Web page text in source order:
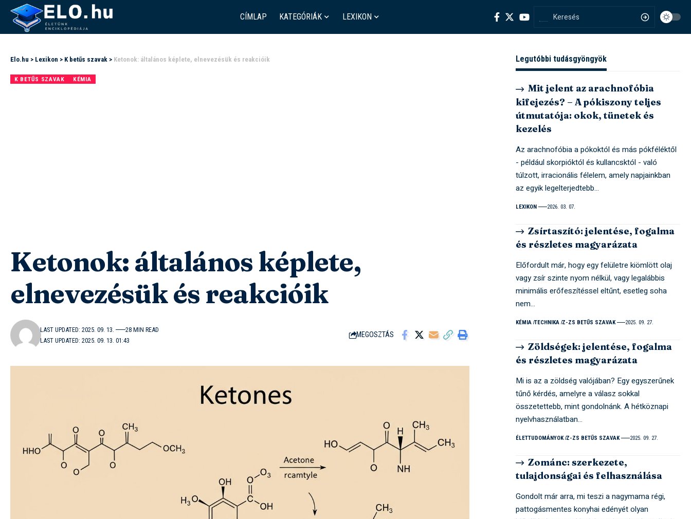
CÍMLAP KATEGÓRIÁK LEXIKON
Elo.hu > Lexikon > K betűs szavak > Ketonok: általános képlete, elnevezésük és reakcióik
K BETŰS SZAVAK KÉMIA
Ketonok: általános képlete,
elnevezésük és reakcióik
LAST UPDATED: 2025. 09. 13. 01:43
LAST UPDATED: 2025. 09. 13. 28 MIN READ
MEGOSZTÁS
Legutóbbi tudásgyöngyök
Mit jelent az arachnofóbia
kifejezés? – A pókiszony teljes
útmutatója: okok, tünetek és
kezelés
Az arachnofóbia a pókoktól és más pókféléktől
- például skorpióktól és kullancsktól - való
túlzott, irracionális félelem, amely napjainkban
az egyik legelterjedtebb…
LEXIKON 2026. 03. 07.
Zsírtaszító: jelentése, fogalma
és részletes magyarázata
Előfordult már, hogy egy felületre kiömlött olaj
vagy zsír szinte nyom nélkül, vagy legalábbis
minimális erőfeszítéssel eltűnt, esetleg soha
nem…
KÉMIA TECHNIKA Z-ZS BETŰS SZAVAK 2025. 09. 27.
Zöldségek: jelentése, fogalma
és részletes magyarázata
Mi is az a zöldség valójában? Egy egyszerűnek
tűnő kérdés, amelyre a válasz sokkal
összetettebb, mint gondolnánk. A hétköznapi
nyelvhasználatban…
ÉLETTUDOMÁNYOK Z-ZS BETŰS SZAVAK 2025. 09. 27.
Zománc: szerkezete,
tulajdonságai és felhasználása
Gondolt már arra, mi teszi a nagymama régi,
pattogásmentes konyhai edényét olyan